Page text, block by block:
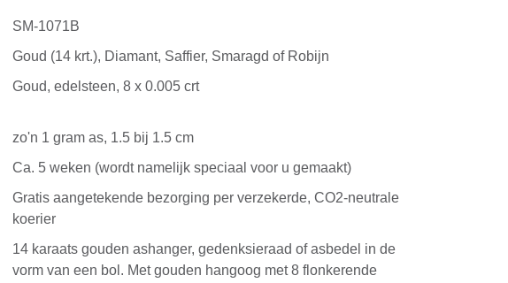
SM-1071B
Goud (14 krt.), Diamant, Saffier, Smaragd of Robijn
Goud, edelsteen, 8 x 0.005 crt
zo'n 1 gram as, 1.5 bij 1.5 cm
Ca. 5 weken (wordt namelijk speciaal voor u gemaakt)
Gratis aangetekende bezorging per verzekerde, CO2-neutrale
koerier
14 karaats gouden ashanger, gedenksieraad of asbedel in de
vorm van een bol. Met gouden hangoog met 8 flonkerende